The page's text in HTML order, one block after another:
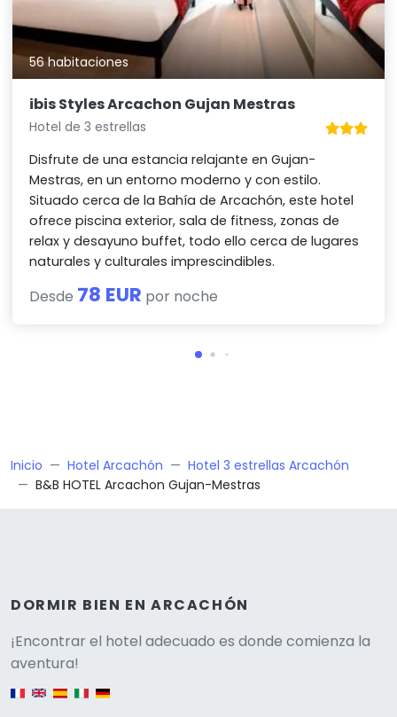
56 habitaciones
ibis Styles Arcachon Gujan Mestras
Hotel de 3 estrellas
Disfrute de una estancia relajante en Gujan-
Mestras, en un entorno moderno y con estilo.
Situado cerca de la Bahía de Arcachón, este hotel
ofrece piscina exterior, sala de fitness, zonas de
relax y desayuno buffet, todo ello cerca de lugares
naturales y culturales imprescindibles.
Desde 78 EUR por noche
Inicio Hotel Arcachón
Hotel 3 estrellas Arcachón
B&B HOTEL Arcachon Gujan-Mestras
DORMIR BIEN EN ARCACHÓN
¡Encontrar el hotel adecuado es donde comienza la
aventura!
English version